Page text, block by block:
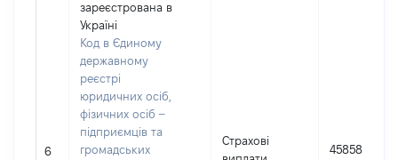
6
зареєстрована в
Україні
Код в Єдиному
державному
реєстрі
юридичних осіб,
фізичних осіб –
підприємців та
громадських
Страхові
45858